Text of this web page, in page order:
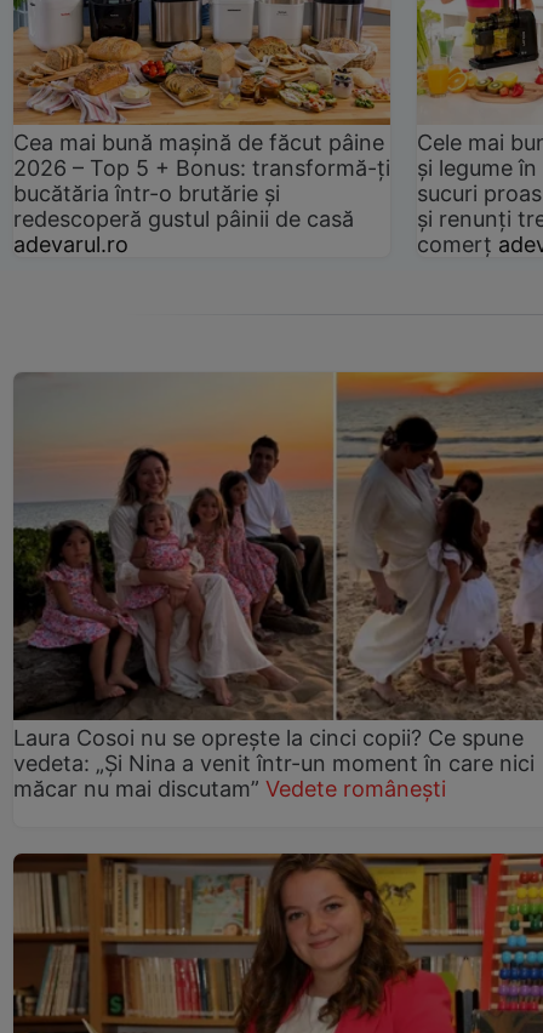
Cea mai bună mașină de făcut pâine
2026 – Top 5 + Bonus: transformă-ți
bucătăria într-o brutărie și
redescoperă gustul pâinii de casă
adevarul.ro
Cele mai
și legume
sucuri
și renunți
comerț
Laura Cosoi nu se oprește la cinci copii? Ce spune
vedeta: „Și Nina a venit într-un moment în care nici
măcar nu mai discutam” Vedete românești